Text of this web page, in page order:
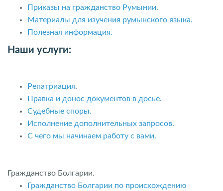
Приказы на гражданство Румынии.
Материалы для изучения румынского языка.
Полезная информация.
Наши услуги:
Репатриация.
Правка и донос документов в досье.
Судебные споры.
Исполнение дополнительных запросов.
С чего мы начинаем работу с вами.
Гражданство Болгарии.
Гражданство Болгарии по происхождению